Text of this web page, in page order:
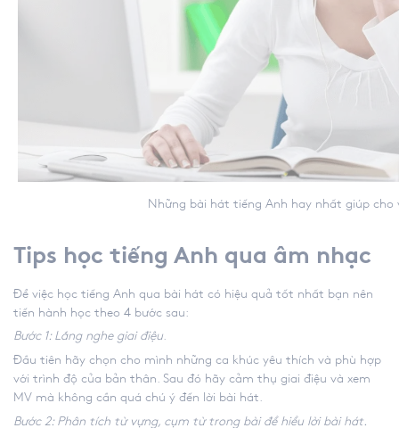
Những bài hát tiếng Anh hay nhất giúp cho việc
Tips học tiếng Anh qua âm nhạc
Để việc học tiếng Anh qua bài hát có hiệu quả tốt nhất bạn nên
tiến hành học theo 4 bước sau:
Bước 1: Lắng nghe giai điệu
Đầu tiên hãy chọn cho mình những ca khúc yêu thích và phù hợp
với trình độ của bản thân. Sau đó hãy cảm thụ giai điệu và xem
MV mà không cần quá chú ý đến lời bài hát.
Bước 2: Phân tích từ vựng, cụm từ trong bài để hiểu lời bài hát.